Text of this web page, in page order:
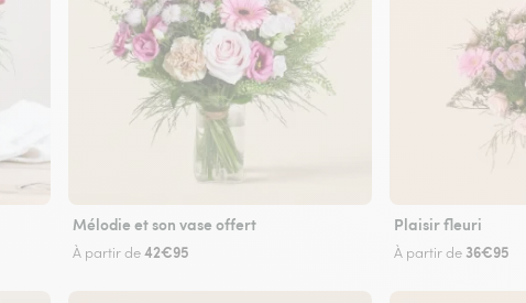
Mélodie et son vase offert
À partir de42€95
Plaisir fleuri
À partir de 36€95